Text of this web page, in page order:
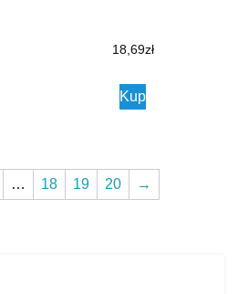
18,69zł
Kup
… 18 19 20 →